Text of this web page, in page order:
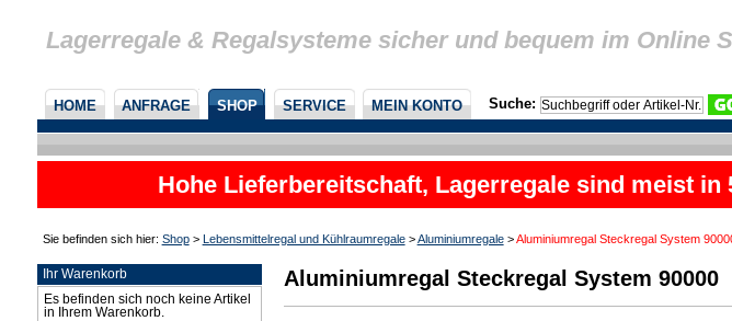
Lagerregale & Regalsysteme sicher und bequem im Online
HOME ANFRAGE SHOP SERVICE MEIN KONTO Suche:
Hohe Lieferbereitschaft, Lagerregale sind meist
Sie befinden sich hier: Shop> Lebensmittelregal und Kühlraumregale>Aluminiumregale>Aluminiumregal Steckregal System
Ihr Warenkorb
Es befinden sich noch keine Artikel
in Ihrem Warenkorb.
Aluminiumregal Steckregal System 90000